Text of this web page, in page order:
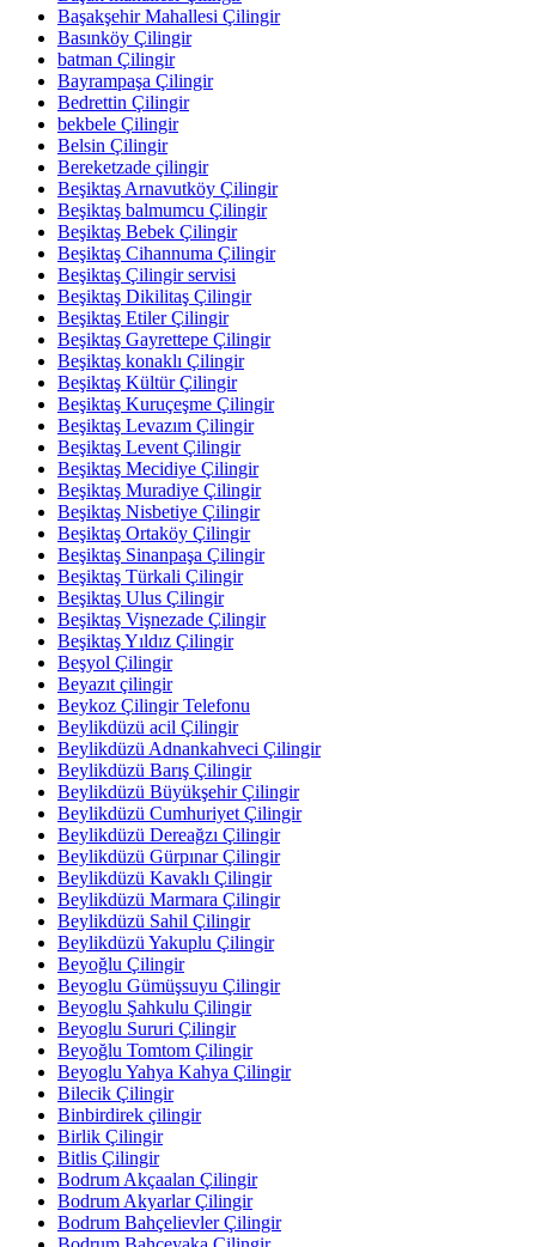
Başakşehir Mahallesi Çilingir
Basınköy Çilingir
batman Çilingir
Bayrampaşa Çilingir
Bedrettin Çilingir
bekbele Çilingir
Belsin Çilingir
Bereketzade çilingir
Beşiktaş Arnavutköy Çilingir
Beşiktaş balmumcu Çilingir
Beşiktaş Bebek Çilingir
Beşiktaş Cihannuma Çilingir
Beşiktaş Çilingir servisi
Beşiktaş Dikilitaş Çilingir
Beşiktaş Etiler Çilingir
Beşiktaş Gayrettepe Çilingir
Beşiktaş konaklı Çilingir
Beşiktaş Kültür Çilingir
Beşiktaş Kuruçeşme Çilingir
Beşiktaş Levazım Çilingir
Beşiktaş Levent Çilingir
Beşiktaş Mecidiye Çilingir
Beşiktaş Muradiye Çilingir
Beşiktaş Nisbetiye Çilingir
Beşiktaş Ortaköy Çilingir
Beşiktaş Sinanpaşa Çilingir
Beşiktaş Türkali Çilingir
Beşiktaş Ulus Çilingir
Beşiktaş Vişnezade Çilingir
Beşiktaş Yıldız Çilingir
Beşyol Çilingir
Beyazıt çilingir
Beykoz Çilingir Telefonu
Beylikdüzü acil Çilingir
Beylikdüzü Adnankahveci Çilingir
Beylikdüzü Barış Çilingir
Beylikdüzü Büyükşehir Çilingir
Beylikdüzü Cumhuriyet Çilingir
Beylikdüzü Dereağzı Çilingir
Beylikdüzü Gürpınar Çilingir
Beylikdüzü Kavaklı Çilingir
Beylikdüzü Marmara Çilingir
Beylikdüzü Sahil Çilingir
Beylikdüzü Yakuplu Çilingir
Beyoğlu Çilingir
Beyoglu Gümüşsuyu Çilingir
Beyoglu Şahkulu Çilingir
Beyoglu Sururi Çilingir
Beyoğlu Tomtom Çilingir
Beyoglu Yahya Kahya Çilingir
Bilecik Çilingir
Binbirdirek çilingir
Birlik Çilingir
Bitlis Çilingir
Bodrum Akçaalan Çilingir
Bodrum Akyarlar Çilingir
Bodrum Bahçelievler Çilingir